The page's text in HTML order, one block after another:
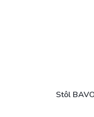
Stôl